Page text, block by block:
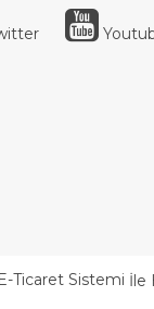
E-Ticaret Sistemi İle